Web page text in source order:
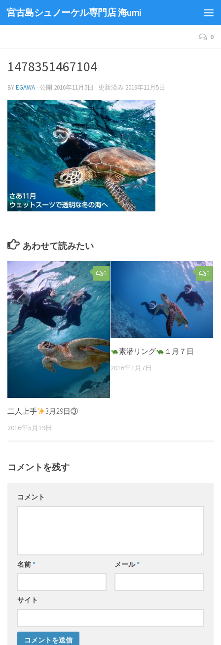
宮古島シュノーケル専門店 海umi
0
1478351467104
BYEGAWA · 公開 2016年11月5日 · 更新済み 2016年11月5日
あわせて読みたい
0
二人上手 3月29日③
2016年5月19日
0
素潜リング １月７日
2016年1月7日
コメントを残す
コメント
名前* メール*
サイト